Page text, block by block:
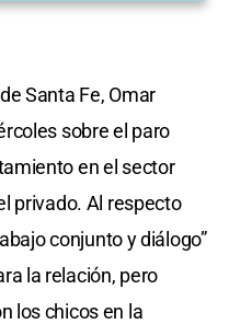
Santa Fe, Omar
sobre el paro
en el sector
privado. Al respecto
conjunto y diálogo”
la relación, pero
los chicos en la